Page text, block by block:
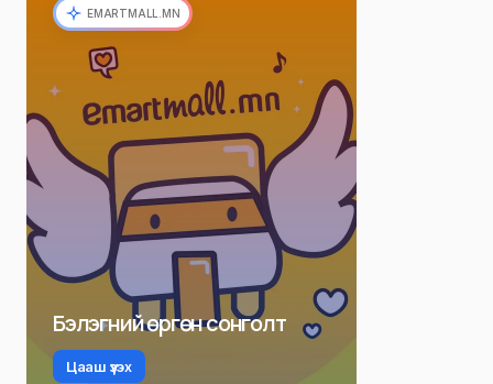
EMARTMALL.MN
Бэлэгний өргөн сонголт
Цааш үзэх